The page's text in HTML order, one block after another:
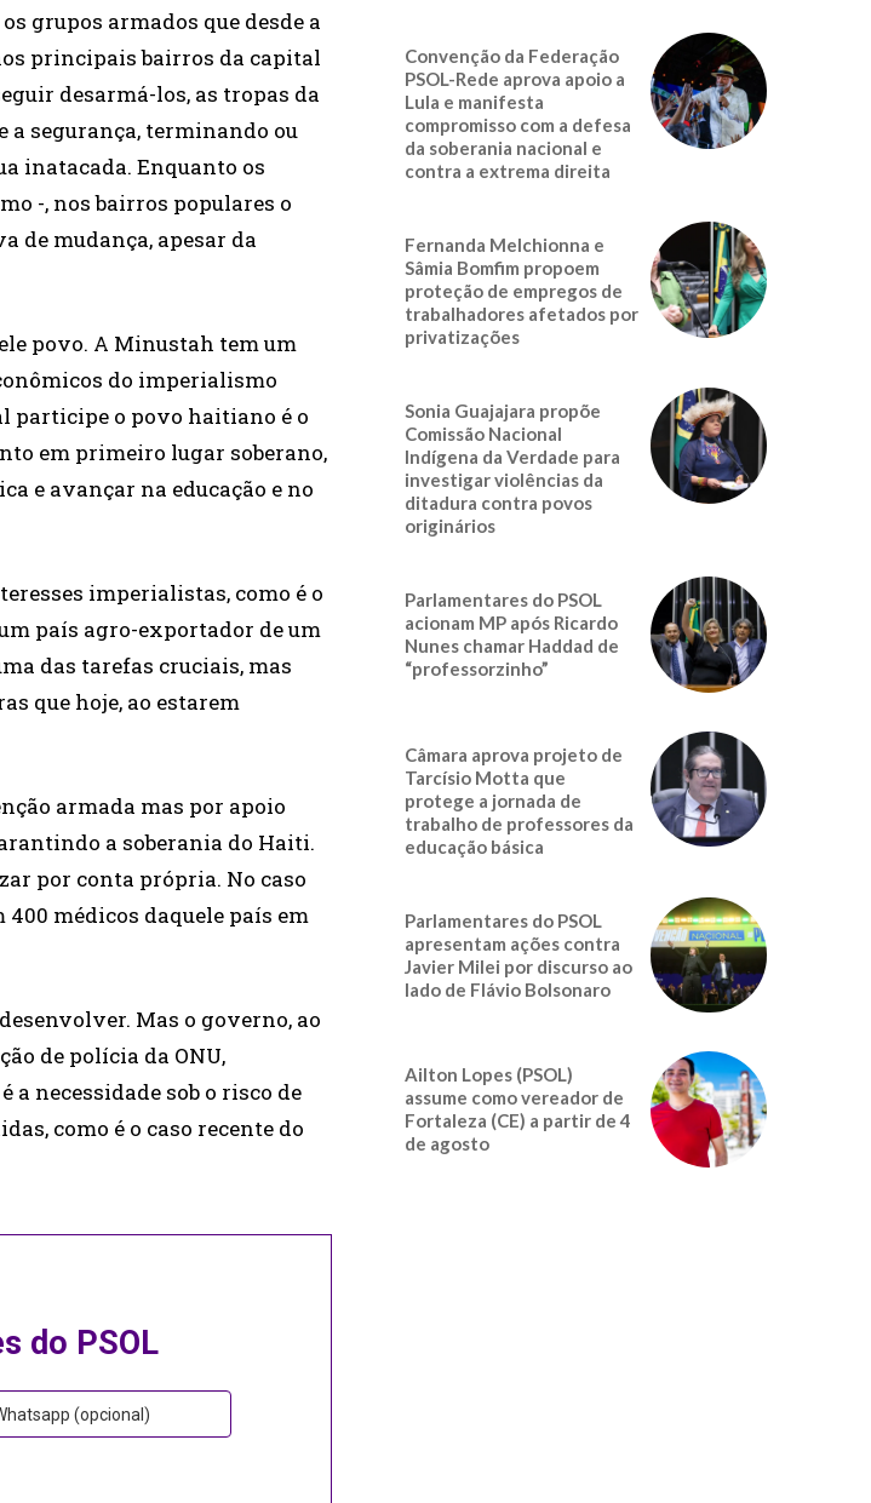
grupos armados que desde a
principais bairros da capital
desarmá-los, as tropas da
a segurança, terminando ou
inatacada. Enquanto os
-, nos bairros populares o
de mudança, apesar da
povo. A Minustah tem um
do imperialismo
participe o povo haitiano é o
em primeiro lugar soberano,
e avançar na educação e no
imperialistas, como é o
país agro-exportador de um
das tarefas cruciais, mas
que hoje, ao estarem
armada mas por apoio
a soberania do Haiti.
por conta própria. No caso
médicos daquele país em
Mas o governo, ao
de polícia da ONU,
necessidade sob o risco de
como é o caso recente do
do PSOL
(opcional)
Convenção da Federação
PSOL-Rede aprova apoio a
Lula e manifesta
compromisso com a defesa
da soberania nacional e
contra a extrema direita
Fernanda Melchionna e
Sâmia Bomfim propoem
proteção de empregos de
trabalhadores afetados por
privatizações
Sonia Guajajara propõe
Comissão Nacional
Indígena da Verdade para
investigar violências da
ditadura contra povos
originários
Parlamentares do PSOL
acionam MP após Ricardo
Nunes chamar Haddad de
“professorzinho”
Câmara aprova projeto de
Tarcísio Motta que
protege a jornada de
trabalho de professores da
educação básica
Parlamentares do PSOL
apresentam ações contra
Javier Milei por discurso ao
lado de Flávio Bolsonaro
Ailton Lopes (PSOL)
assume como vereador de
Fortaleza (CE) a partir de 4
de agosto